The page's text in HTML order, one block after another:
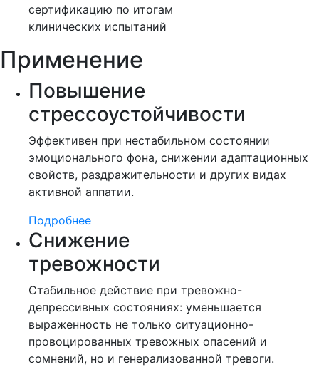
сертификацию по итогам
клинических испытаний
Применение
Повышение
стрессоустойчивости
Эффективен при нестабильном состоянии
эмоционального фона, снижении адаптационных
свойств, раздражительности и других видах
активной аппатии.
Подробнее
Снижение
тревожности
Стабильное действие при тревожно-
депрессивных состояниях: уменьшается
выраженность не только ситуационно-
провоцированных тревожных опасений и
сомнений, но и генерализованной тревоги.